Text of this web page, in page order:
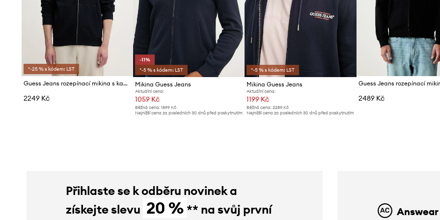
*-25 % s kódem: LST
Guess Jeans rozepínací mikina s kapucí pánská bavlněná
2249 Kč
-11%
*-5 % s kódem: LST
Mikina Guess Jeans
Aktuální cena:
1059 Kč
Běžná cena:1899 Kč
Nejnižší cena za posledních 30 dnů před poskytnutím
*-5 % s kódem: LST
Mikina Guess Jeans
Aktuální cena:
1199 Kč
Běžná cena: 2289 Kč
Nejnižší cena za posledních 30 dnů před poskytnutím
2489 Kč
Přihlaste se k odběru novinek a
získejte slevu 20 % ** na svůj první